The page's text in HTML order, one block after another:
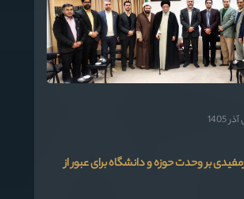
بر وحدت حوزه و دانشگاه برای عبور از